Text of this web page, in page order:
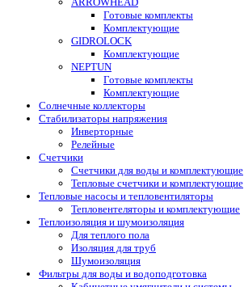
Готовые комплекты
Комплектующие
GIDROLOCK
Комплектующие
NEPTUN
Готовые комплекты
Комплектующие
Солнечные коллекторы
Стабилизаторы напряжения
Инверторные
Релейные
Счетчики
Счетчики для воды и комплектующие
Тепловые счетчики и комплектующие
Тепловые насосы и тепловентиляторы
Тепловентеляторы и комплектующие
Теплоизоляция и шумоизоляция
Для теплого пола
Изоляция для труб
Шумоизоляция
Фильтры для воды и водоподготовка